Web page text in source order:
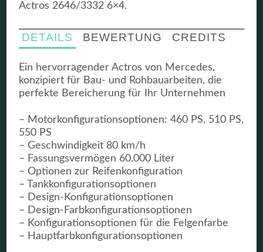
Actros 2646/3332 6×4.
DETAILS BEWERTUNG CREDITS
Ein hervorragender Actros von Mercedes,
konzipiert für Bau- und Rohbauarbeiten, die
perfekte Bereicherung für Ihr Unternehmen
– Motorkonfigurationsoptionen: 460 PS, 510 PS,
550 PS
– Geschwindigkeit 80 km/h
– Fassungsvermögen 60.000 Liter
– Optionen zur Reifenkonfiguration
– Tankkonfigurationsoptionen
– Design-Konfigurationsoptionen
– Design-Farbkonfigurationsoptionen
– Konfigurationsoptionen für die Felgenfarbe
– Hauptfarbkonfigurationsoptionen